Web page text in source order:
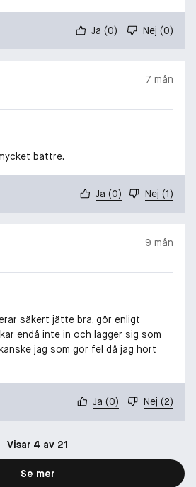
Ja (0) Nej (0)
7 mån
bättre.
Ja (0) Nej (1)
9 mån
säkert jätte bra, gör enligt
endå inte in och lägger sig som
jag som gör fel då jag hört
Ja (0) Nej (2)
Visar 4 av 21
Se mer